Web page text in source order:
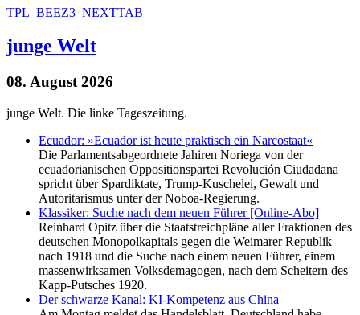
TPL_BEEZ3_NEXTTAB
junge Welt
08. August 2026
junge Welt. Die linke Tageszeitung.
Ecuador: »Ecuador ist heute praktisch ein Narcostaat«
Die Parlamentsabgeordnete Jahiren Noriega von der
ecuadorianischen Oppositionspartei Revolución Ciudadana
spricht über Spardiktate, Trump-Kuschelei, Gewalt und
Autoritarismus unter der Noboa-Regierung.
Klassiker: Suche nach dem neuen Führer [Online-Abo]
Reinhard Opitz über die Staatstreichpläne aller Fraktionen des
deutschen Monopolkapitals gegen die Weimarer Republik
nach 1918 und die Suche nach einem neuen Führer, einem
massenwirksamen Volksdemagogen, nach dem Scheitern des
Kapp-Putsches 1920.
Der schwarze Kanal: KI-Kompetenz aus China